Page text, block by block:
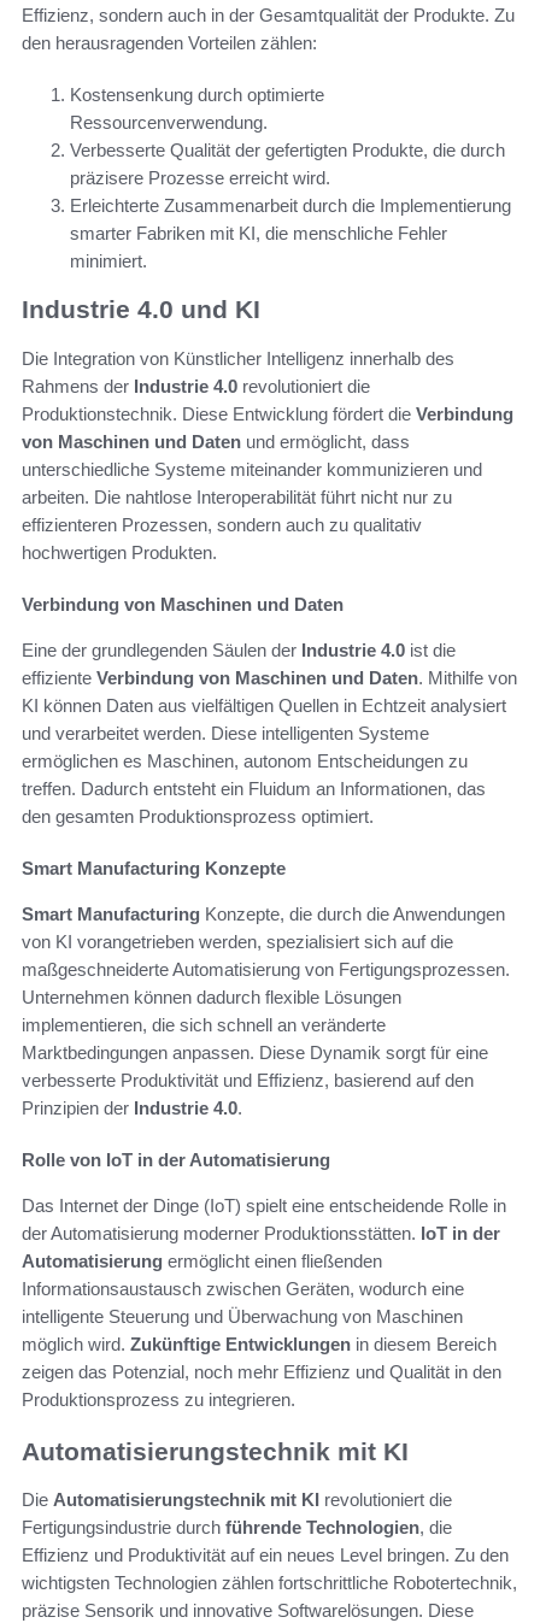
Effizienz, sondern auch in der Gesamtqualität der Produkte. Zu
den herausragenden Vorteilen zählen:
Kostensenkung durch optimierte
Ressourcenverwendung.
Verbesserte Qualität der gefertigten Produkte, die durch
präzisere Prozesse erreicht wird.
Erleichterte Zusammenarbeit durch die Implementierung
smarter Fabriken mit KI, die menschliche Fehler
minimiert.
Industrie 4.0 und KI
Die Integration von Künstlicher Intelligenz innerhalb des
Rahmens der Industrie 4.0 revolutioniert die
Produktionstechnik. Diese Entwicklung fördert die Verbindung
von Maschinen und Daten und ermöglicht, dass
unterschiedliche Systeme miteinander kommunizieren und
arbeiten. Die nahtlose Interoperabilität führt nicht nur zu
effizienteren Prozessen, sondern auch zu qualitativ
hochwertigen Produkten.
Verbindung von Maschinen und Daten
Eine der grundlegenden Säulen der Industrie 4.0 ist die
effiziente Verbindung von Maschinen und Daten. Mithilfe von
KI können Daten aus vielfältigen Quellen in Echtzeit analysiert
und verarbeitet werden. Diese intelligenten Systeme
ermöglichen es Maschinen, autonom Entscheidungen zu
treffen. Dadurch entsteht ein Fluidum an Informationen, das
den gesamten Produktionsprozess optimiert.
Smart Manufacturing Konzepte
Smart Manufacturing Konzepte, die durch die Anwendungen
von KI vorangetrieben werden, spezialisiert sich auf die
maßgeschneiderte Automatisierung von Fertigungsprozessen.
Unternehmen können dadurch flexible Lösungen
implementieren, die sich schnell an veränderte
Marktbedingungen anpassen. Diese Dynamik sorgt für eine
verbesserte Produktivität und Effizienz, basierend auf den
Prinzipien der Industrie 4.0.
Rolle von IoT in der Automatisierung
Das Internet der Dinge (IoT) spielt eine entscheidende Rolle in
der Automatisierung moderner Produktionsstätten. IoT in der
Automatisierung ermöglicht einen fließenden
Informationsaustausch zwischen Geräten, wodurch eine
intelligente Steuerung und Überwachung von Maschinen
möglich wird. Zukünftige Entwicklungen in diesem Bereich
zeigen das Potenzial, noch mehr Effizienz und Qualität in den
Produktionsprozess zu integrieren.
Automatisierungstechnik mit KI
Die Automatisierungstechnik mit KI revolutioniert die
Fertigungsindustrie durch führende Technologien, die
Effizienz und Produktivität auf ein neues Level bringen. Zu den
wichtigsten Technologien zählen fortschrittliche Robotertechnik,
präzise Sensorik und innovative Softwarelösungen. Diese